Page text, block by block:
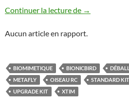
Continuer la lecture de Déballage du
→
Aucun article en rapport.
BIOMIMETIQUE BIONICBIRD
METAFLY
OISEAU RC STANDARD KIT
UPGRADE KIT
XTIM